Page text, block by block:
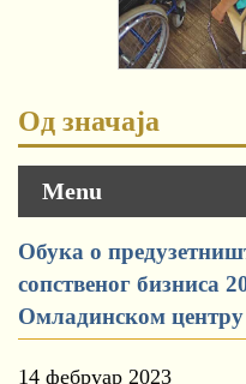
Од значаја
Menu
Обука о
сопственог бизниса
Омладинском центру
14 фебруар 2023